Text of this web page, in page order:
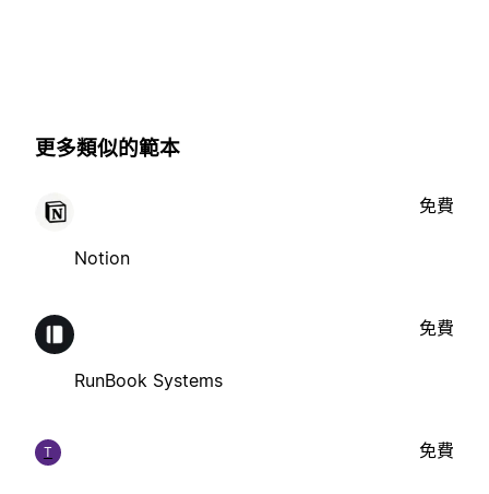
更多類似的範本
Notion
免費
RunBook Systems
免費
T 免費